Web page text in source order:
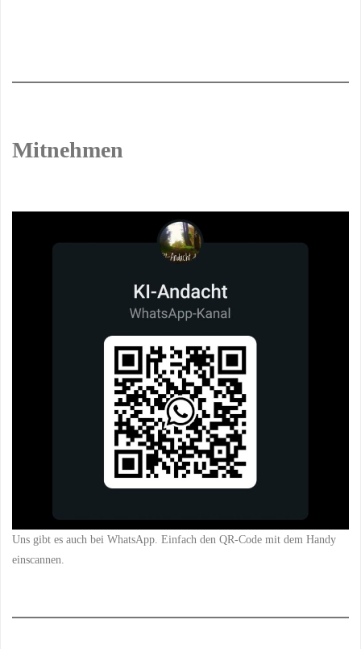
Mitnehmen
Uns gibt es auch bei WhatsApp. Einfach den QR-Code mit dem Handy
einscannen.